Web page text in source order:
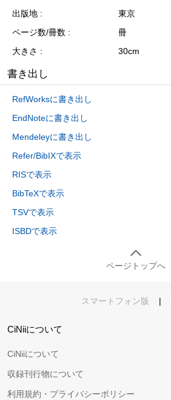
出版地
東京
ページ数/冊数
冊
大きさ
30cm
書き出し
RefWorksに書き出し
EndNoteに書き出し
Mendeleyに書き出し
Refer/BibIXで表示
RISで表示
BibTeXで表示
TSVで表示
ISBDで表示
ページトップへ
スマートフォン版 |
CiNiiについて
CiNiiについて
収録刊行物について
利用規約・プライバシーポリシー